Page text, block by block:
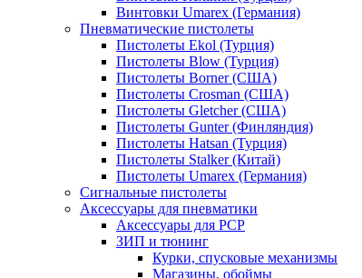
Винтовки Umarex (Германия)
Пневматические пистолеты
Пистолеты Ekol (Турция)
Пистолеты Blow (Турция)
Пистолеты Borner (США)
Пистолеты Crosman (США)
Пистолеты Gletcher (США)
Пистолеты Gunter (Финляндия)
Пистолеты Hatsan (Турция)
Пистолеты Stalker (Китай)
Пистолеты Umarex (Германия)
Сигнальные пистолеты
Аксессуары для пневматики
Аксессуары для PCP
ЗИП и тюнинг
Курки, спусковые механизмы
Магазины, обоймы